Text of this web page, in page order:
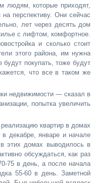
людям, которые приходят,
перспективу. Они сейчас
лет через десять дом
с лифтом, комфортное.
и сколько стоит
этого района, им нужна
покупать, тоже будут
что все в таком же
недвижимости — сказал в
попытка увеличить
квартир в домах
декабре, январе и начале
этих домах выводилось в
обсуждаться, как раз
75 в день, а после начала
55-60 в день. Заметной